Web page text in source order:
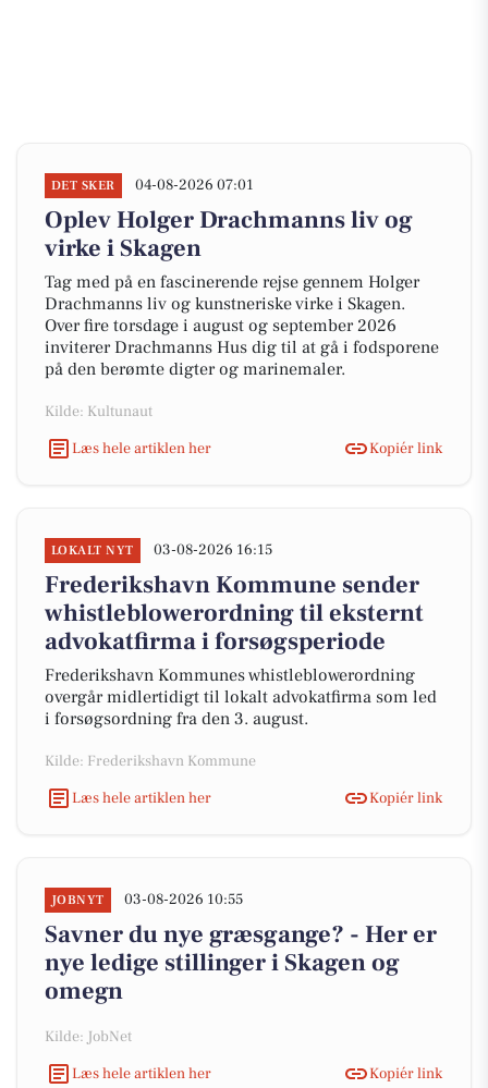
DET SKER 04-08-2026 07:01
Oplev Holger Drachmanns liv og
virke i Skagen
Tag med på en fascinerende rejse gennem Holger
Drachmanns liv og kunstneriske virke i Skagen.
Over fire torsdage i august og september 2026
inviterer Drachmanns Hus dig til at gå i fodsporene
på den berømte digter og marinemaler.
Kilde: Kultunaut
Læs hele artiklen her
Kopiér link
LOKALT NYT 03-08-2026 16:15
Frederikshavn Kommune sender
whistleblowerordning til eksternt
advokatfirma i forsøgsperiode
Frederikshavn Kommunes whistleblowerordning
overgår midlertidigt til lokalt advokatfirma som led
i forsøgsordning fra den 3. august.
Kilde: Frederikshavn Kommune
Læs hele artiklen her
Kopiér link
JOBNYT 03-08-2026 10:55
Savner du nye græsgange? - Her er
nye ledige stillinger i Skagen og
omegn
Kilde: JobNet
Læs hele artiklen her
Kopiér link